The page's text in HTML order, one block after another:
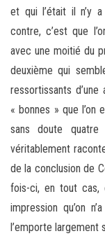
et qui l’était il n’y
contre, c’est que
avec une moitié du
deuxième qui
ressortissants
« bonnes » que
sans doute
véritablement
de la conclusion de
fois-ci, en tout cas,
impression qu’on
l’emporte largement